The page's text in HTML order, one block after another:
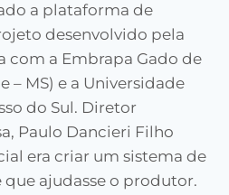
a plataforma de
desenvolvido pela
com a Embrapa Gado de
– MS) e a Universidade
do Sul. Diretor
Paulo Dancieri Filho
era criar um sistema de
ajudasse o produtor.